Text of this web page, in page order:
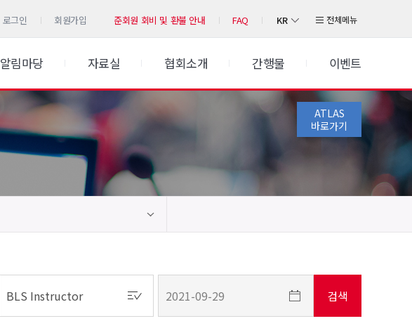
로그인 회원가입 준회원 회비 및 환불 안내 FAQ KR 전체메뉴
알림마당 자료실 협회소개 간행물 이벤트
ATLAS
바로가기